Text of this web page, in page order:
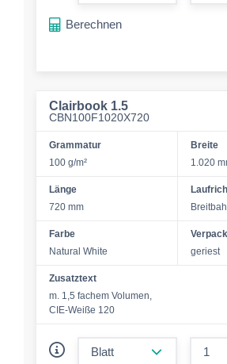
Berechnen
Clairbook 1.5
CBN100F1020X720
Grammatur
100 g/m²
Breite
1.020
Länge
720 mm
Farbe
Natural White
geriest
Zusatztext
m. 1,5 fachem Volumen,
CIE-Weiße 120